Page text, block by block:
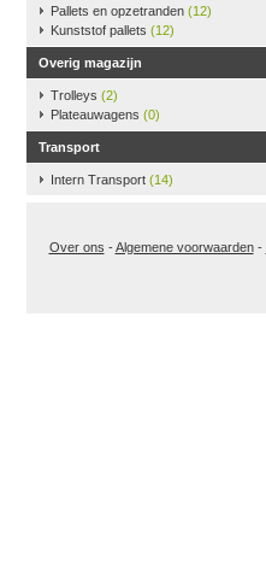
Pallets en opzetranden (12)
Kunststof pallets (12)
Overig magazijn
Trolleys (2)
Plateauwagens (0)
Transport
Intern Transport (14)
Over ons -Algemene voorwaarden-